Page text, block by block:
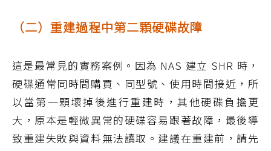
（二）重建過程中第二顆硬碟故障
這是最常見的實務案例。因為 NAS 建立 SHR 時，
硬碟通常同時間購買、同型號、使用時間接近，所
以當第一顆壞掉後進行重建時，其他硬碟負擔更
大，原本是輕微異常的硬碟容易跟著故障，最後導
致重建失敗與資料無法讀取。建議在重建前，請先